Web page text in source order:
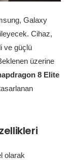
Galaxy
Cihaz,
ve güçlü
üzerine
8 Elite
olarak